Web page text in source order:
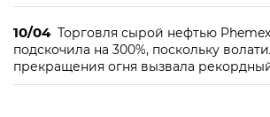
10/04 Торговля сырой нефтью
подскочила на 300%, поскольку
прекращения огня вызвала